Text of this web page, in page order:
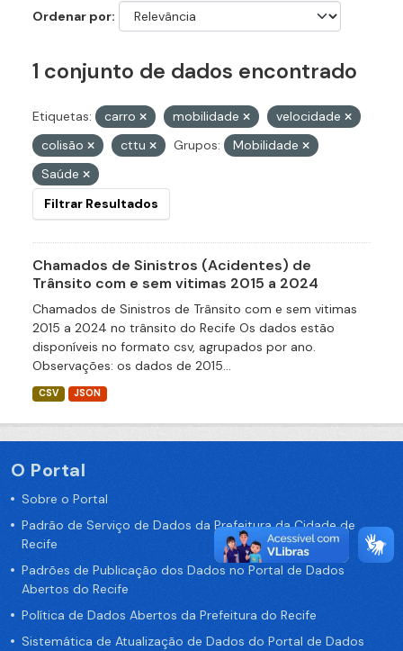
Ordenar por
1 conjunto de dados encontrado
Etiquetas: carro mobilidade
velocidade
colisão
cttu Grupos:
Mobilidade
Saúde
Filtrar Resultados
Chamados de Sinistros (Acidentes) de
Trânsito com e sem vitimas 2015 a 2024
Chamados de Sinistros de Trânsito com e sem vitimas
2015 a 2024 no trânsito do Recife Os dados estão
disponíveis no formato csv, agrupados por ano.
Observações: os dados de 2015...
CSV JSON
O Portal
Sobre o Portal
Padrão de Serviço de Dados da Prefeitura da Cidade de
Recife
Padrões de Publicação dos Dados no Portal de Dados
Abertos do Recife
Política de Dados Abertos da Prefeitura do Recife
Sistemática de Atualização de Dados do Portal de Dados